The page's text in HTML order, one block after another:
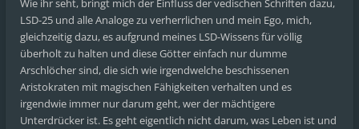
Wie ihr seht, bringt mich der Einfluss der vedischen Schriften dazu,
LSD-25 und alle Analoge zu verherrlichen und mein Ego, mich,
gleichzeitig dazu, es aufgrund meines LSD-Wissens für völlig
überholt zu halten und diese Götter einfach nur dumme
Arschlöcher sind, die sich wie irgendwelche beschissenen
Aristokraten mit magischen Fähigkeiten verhalten und es
irgendwie immer nur darum geht, wer der mächtigere
Unterdrücker ist. Es geht eigentlich nicht darum, was Leben ist und